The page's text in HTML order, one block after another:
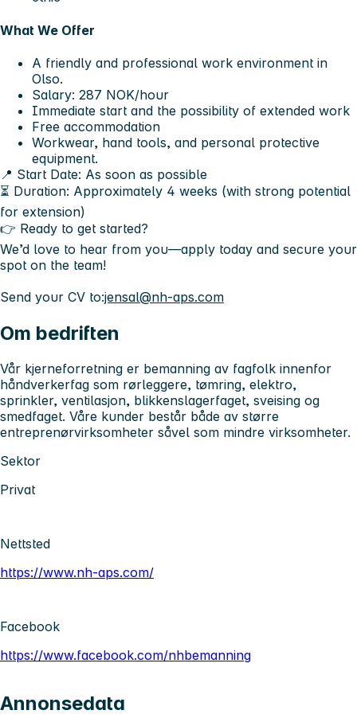
What We Offer
A friendly and professional work environment in
Olso.
Salary: 287 NOK/hour
Immediate start and the possibility of extended work
Free accommodation
Workwear, hand tools, and personal protective
equipment.
📍 Start Date: As soon as possible
⏳ Duration: Approximately 4 weeks (with strong potential
for extension)
👉 Ready to get started?
We’d love to hear from you—apply today and secure your
spot on the team!
Send your CV to:jensal@nh-aps.com
Om bedriften
Vår kjerneforretning er bemanning av fagfolk innenfor
håndverkerfag som rørleggere, tømring, elektro,
sprinkler, ventilasjon, blikkenslagerfaget, sveising og
smedfaget. Våre kunder består både av større
entreprenørvirksomheter såvel som mindre virksomheter.
Sektor
Privat
Nettsted
https://www.nh-aps.com/
Facebook
https://www.facebook.com/nhbemanning
Annonsedata